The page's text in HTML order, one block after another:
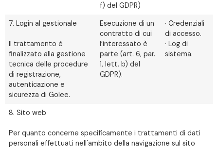
f) del GDPR)
7. Login al gestionale
Il trattamento è
finalizzato alla gestione
tecnica delle procedure
di registrazione,
autenticazione e
sicurezza di Golee.
Esecuzione di un
contratto di cui
l’interessato è
parte (art. 6, par.
1, lett. b) del
GDPR).
· Credenziali
di accesso.
· Log di
sistema.
8. Sito web
Per quanto concerne specificamente i trattamenti di dati
personali effettuati nell'ambito della navigazione sul sito